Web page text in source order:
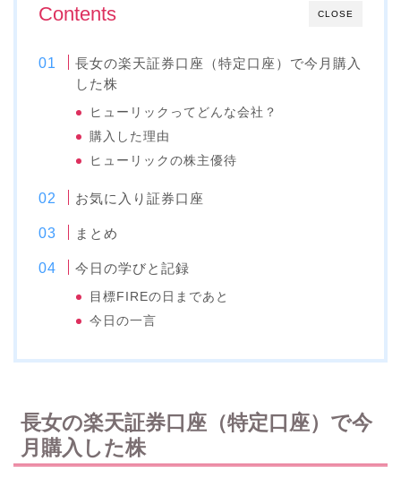
CLOSE
Contents
長女の楽天証券口座（特定口座）で今月購入
した株
ヒューリックってどんな会社？
購入した理由
ヒューリックの株主優待
お気に入り証券口座
まとめ
今日の学びと記録
目標FIREの日まであと
今日の一言
長女の楽天証券口座（特定口座）で今
月購入した株